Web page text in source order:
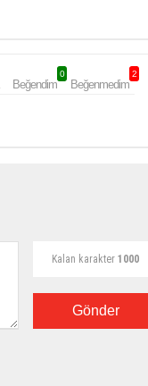
Beğendim
0
Beğenmedim
2
Kalan karakter 1000
Gönder